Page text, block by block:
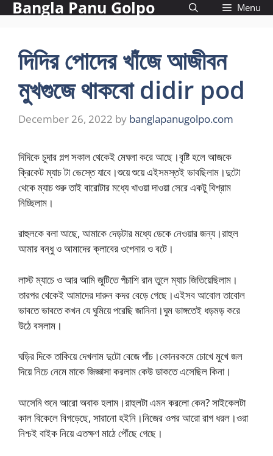
SkipBangla Panu Golpo Menu
দিদির পোদের খাঁজে আজীবন
মুখগুজে থাকবো didir pod
December 26, 2022 by banglapanugolpo.com
দিদিকে চুদার গল্প সকাল থেকেই মেঘলা করে আছে।বৃষ্টি হলে আজকে
ক্রিকেট ম্যাচ টা ভেস্তে যাবে।শুয়ে শুয়ে এইসমস্তই ভাবছিলাম।দুটো
থেকে ম্যাচ শুরু তাই বারোটার মধ্যে খাওয়া দাওয়া সেরে একটু বিশ্রাম
নিচ্ছিলাম।
রাহুলকে বলা আছে, আমাকে দেড়টার মধ্যে ডেকে নেওয়ার জন্য।রাহুল
আমার বন্ধু ও আমাদের ক্লাবের ওপেনার ও বটে।
লাস্ট ম্যাচে ও আর আমি জুটিতে পঁচাশি রান তুলে ম্যাচ জিতিয়েছিলাম।
তারপর থেকেই আমাদের দারুন কদর বেড়ে গেছে।এইসব আবোল তাবোল
ভাবতে ভাবতে কখন যে ঘুমিয়ে পরেছি জানিনা।ঘুম ভাঙ্গতেই ধড়মড় করে
উঠে বসলাম।
ঘড়ির দিকে তাকিয়ে দেখলাম দুটো বেজে পাঁচ।কোনরকমে চোখে মুখে জল
দিয়ে নিচে নেমে মাকে জিজ্ঞাসা করলাম কেউ ডাকতে এসেছিল কিনা।
আসেনি শুনে আরো অবাক হলাম।রাহুলটা এমন করলো কেন? সাইকেলটা
কাল বিকেলে বিগড়েছে, সারানো হইনি।নিজের ওপর আরো রাগ ধরল।ওরা
নিশ্চই বাইক নিয়ে এতক্ষণ মাঠে পৌঁছে গেছে।